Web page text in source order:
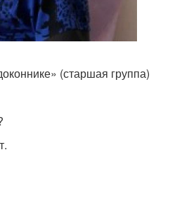
(старшая группа)